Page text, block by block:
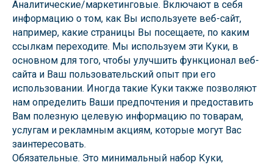
Аналитические/маркетинговые. Включают в себя
информацию о том, как Вы используете веб-сайт,
например, какие страницы Вы посещаете, по каким
ссылкам переходите. Мы используем эти Куки, в
основном для того, чтобы улучшить функционал веб-
сайта и Ваш пользовательский опыт при его
использовании. Иногда такие Куки также позволяют
нам определить Ваши предпочтения и предоставить
Вам полезную целевую информацию по товарам,
услугам и рекламным акциям, которые могут Вас
заинтересовать.
Обязательные. Это минимальный набор Куки,